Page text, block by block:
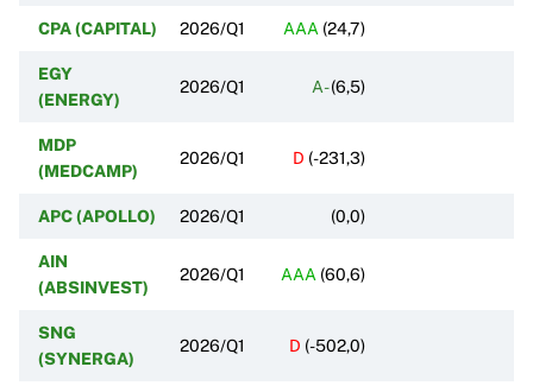
CPA (CAPITAL) 2026/Q1 AAA (24,7)
EGY
(ENERGY)
2026/Q1 A-(6,5)
MDP
(MEDCAMP)
2026/Q1 D (-231,3)
APC (APOLLO) 2026/Q1 (0,0)
AIN
(ABSINVEST)
2026/Q1 AAA (60,6)
SNG
(SYNERGA)
2026/Q1 D (-502,0)